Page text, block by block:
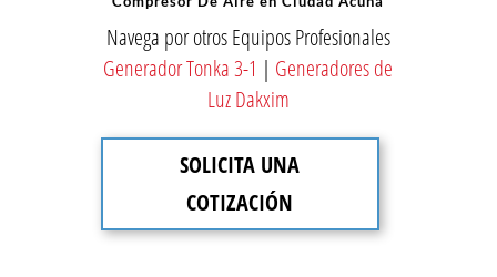
Navega por otros Equipos Profesionales
Generador Tonka 3-1 | Generadores de
Luz Dakxim
SOLICITA UNA
COTIZACIÓN